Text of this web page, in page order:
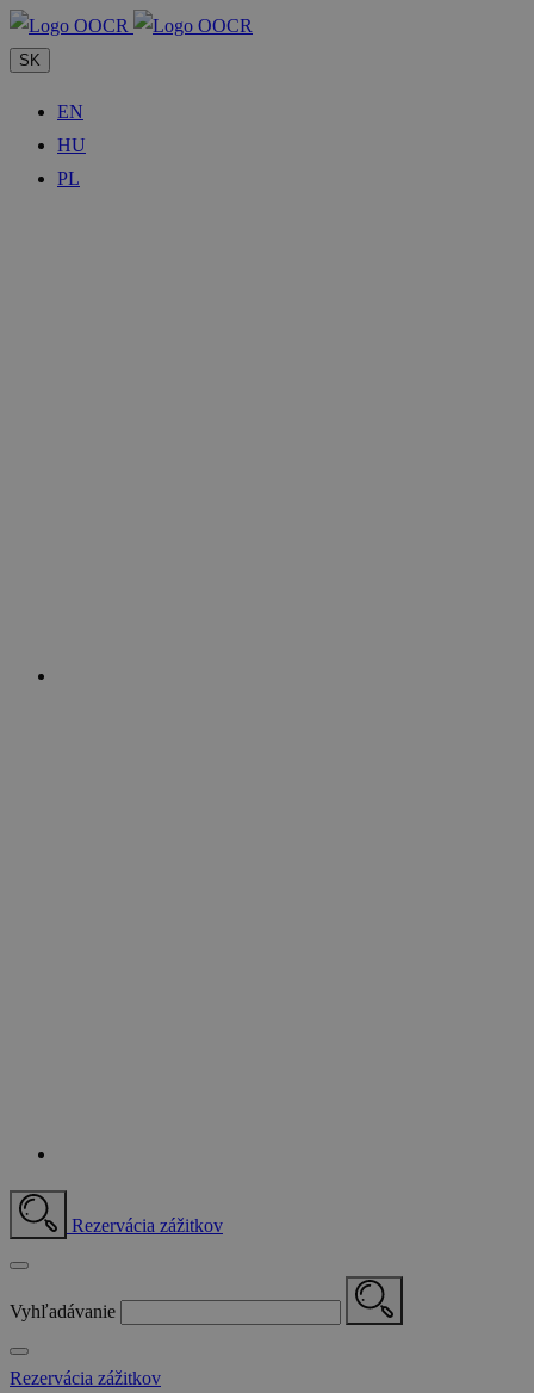
SK
EN
HU
PL
Rezervácia zážitkov
Vyhľadávanie
Rezervácia zážitkov